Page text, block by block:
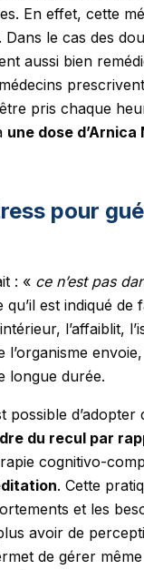
En effet, cette
le cas des
aussi bien
pris chaque
une dose d’Arnica
pour
: « ce n’est pas
qu’il est indiqué
l’affaiblit,
l’organisme
longue durée.
du recul par
cognitivo-
. Cette
et les
avoir de
de gérer